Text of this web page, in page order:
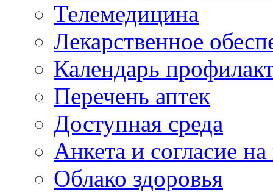
Телемедицина
Лекарственное
Календарь
Перечень аптек
Доступная среда
Анкета и согласие
Облако здоровья